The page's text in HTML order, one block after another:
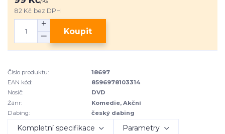
82 Kč bez DPH
Koupit
Číslo produktu:
18697
EAN kód:
8596978103314
Nosič:
DVD
Žánr:
Komedie, Akční
Dabing:
český dabing
Kompletní specifikace Parametry